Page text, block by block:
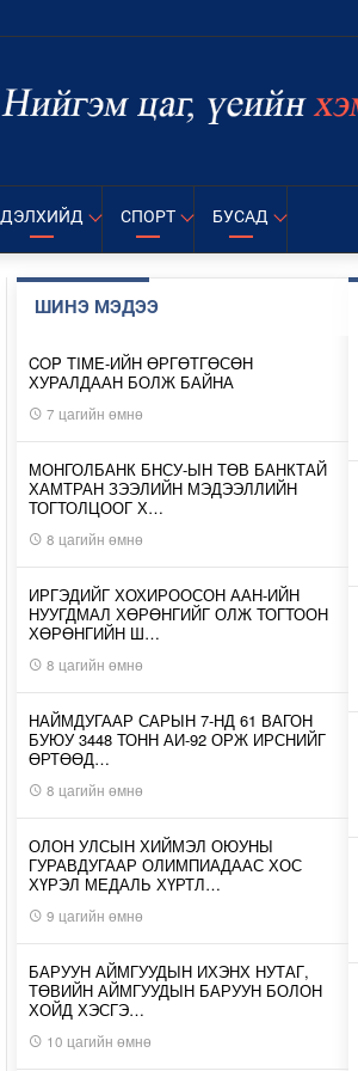
ДЭЛХИЙД СПОРТ БУСАД
ШИНЭ МЭДЭЭ
COP TIME-ИЙН ӨРГӨТГӨСӨН
ХУРАЛДААН БОЛЖ БАЙНА
7 цагийн өмнө
МОНГОЛБАНК БНСУ-ЫН ТӨВ БАНКТАЙ
ХАМТРАН ЗЭЭЛИЙН МЭДЭЭЛЛИЙН
ТОГТОЛЦООГ Х…
8 цагийн өмнө
ИРГЭДИЙГ ХОХИРООСОН ААН-ИЙН
НУУГДМАЛ ХӨРӨНГИЙГ ОЛЖ ТОГТООН
ХӨРӨНГИЙН Ш…
8 цагийн өмнө
НАЙМДУГААР САРЫН 7-НД 61 ВАГОН
БУЮУ 3448 ТОНН АИ-92 ОРЖ ИРСНИЙГ
ӨРТӨӨД…
8 цагийн өмнө
ОЛОН УЛСЫН ХИЙМЭЛ ОЮУНЫ
ГУРАВДУГААР ОЛИМПИАДААС ХОС
ХҮРЭЛ МЕДАЛЬ ХҮРТЛ…
9 цагийн өмнө
БАРУУН АЙМГУУДЫН ИХЭНХ НУТАГ,
ТӨВИЙН АЙМГУУДЫН БАРУУН БОЛОН
ХОЙД ХЭСГЭ…
10 цагийн өмнө